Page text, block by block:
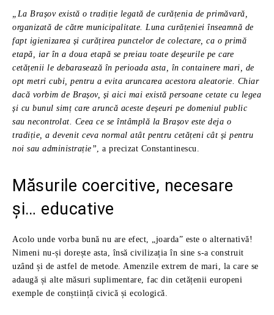
„La Brașov există o tradiție legată de curățenia de primăvară,
organizată de către municipalitate. Luna curățeniei înseamnă de
fapt igienizarea și curățirea punctelor de colectare, ca o primă
etapă, iar în a doua etapă se preiau toate deșeurile pe care
cetățenii le debarasează în perioada asta, în containere mari, de
opt metri cubi, pentru a evita aruncarea acestora aleatorie. Chiar
dacă vorbim de Brașov, și aici mai există persoane cetate cu legea
și cu bunul simț care aruncă aceste deșeuri pe domeniul public
sau necontrolat. Ceea ce se întâmplă la Brașov este deja o
tradiție, a devenit ceva normal atât pentru cetățeni cât și pentru
noi sau administrație”, a precizat Constantinescu.
Măsurile coercitive, necesare
și… educative
Acolo unde vorba bună nu are efect, „joarda” este o alternativă!
Nimeni nu-și dorește asta, însă civilizația în sine s-a construit
uzând și de astfel de metode. Amenzile extrem de mari, la care se
adaugă și alte măsuri suplimentare, fac din cetățenii europeni
exemple de conștiință civică și ecologică.